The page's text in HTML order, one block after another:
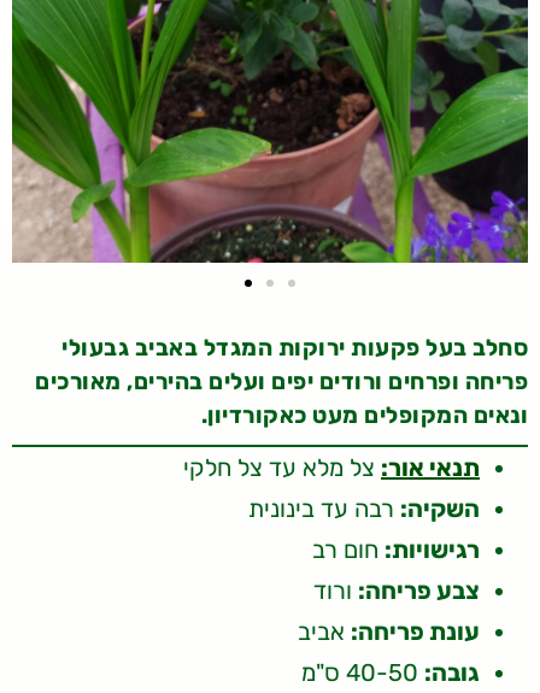
סחלב בעל פקעות ירוקות המגדל באביב גבעולי
פריחה ופרחים ורודים יפים ועלים בהירים, מאורכים
ונאים המקופלים מעט כאקורדיון.
תנאי אור: צל מלא עד צל חלקי
השקיה: רבה עד בינונית
רגישויות: חום רב
צבע פריחה: ורוד
עונת פריחה: אביב
גובה: